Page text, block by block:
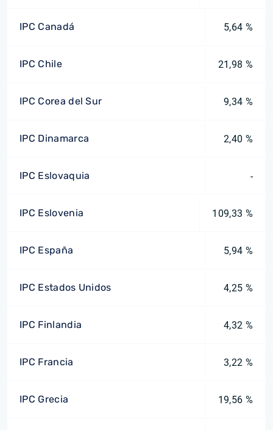
IPC Canadá 5,64 %
IPC Chile 21,98 %
IPC Corea del Sur 9,34 %
IPC Dinamarca 2,40 %
IPC Eslovaquia -
IPC Eslovenia 109,33 %
IPC España 5,94 %
IPC Estados Unidos 4,25 %
IPC Finlandia 4,32 %
IPC Francia 3,22 %
IPC Grecia 19,56 %